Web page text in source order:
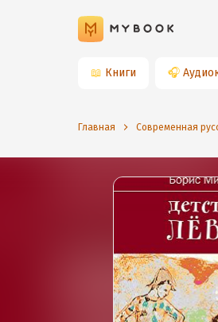
📖 Книги 🎧
Главная Современная